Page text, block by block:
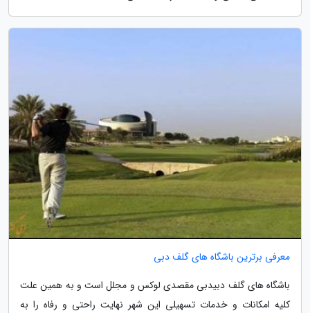
معرفی برترین باشگاه های گلف دبی
باشگاه های گلف دبیدبی مقصدی لوکس و مجلل است و به همین علت
کلیه امکانات و خدمات تسهیلی این شهر نهایت راحتی و رفاه را به